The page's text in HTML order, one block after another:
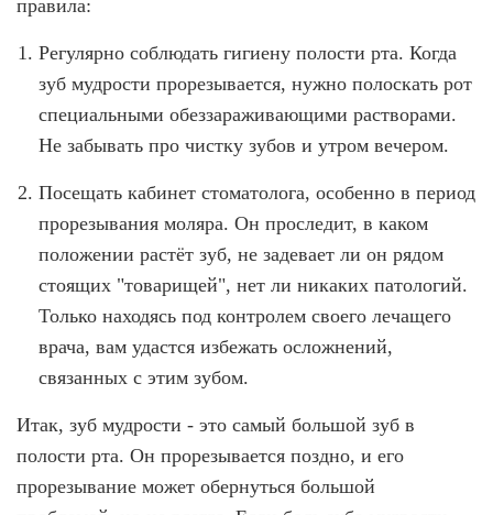
правила:
Регулярно соблюдать гигиену полости рта. Когда
зуб мудрости прорезывается, нужно полоскать рот
специальными обеззараживающими растворами.
Не забывать про чистку зубов и утром вечером.
Посещать кабинет стоматолога, особенно в период
прорезывания моляра. Он проследит, в каком
положении растёт зуб, не задевает ли он рядом
стоящих "товарищей", нет ли никаких патологий.
Только находясь под контролем своего лечащего
врача, вам удастся избежать осложнений,
связанных с этим зубом.
Итак, зуб мудрости - это самый большой зуб в
полости рта. Он прорезывается поздно, и его
прорезывание может обернуться большой